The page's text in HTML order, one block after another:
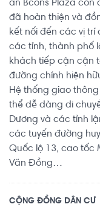
án Bcons Plaza
đã hoàn thiện và
kết nối đến các vị trí
các tỉnh, thành phố
khách tiếp cận cận
đường chính hiện
Hệ thống giao
thể dễ dàng di
Dương và các tỉnh
các tuyến đường
Quốc lộ 13, cao tốc
Văn Đồng…
CỘNG ĐỒNG DÂN CƯ